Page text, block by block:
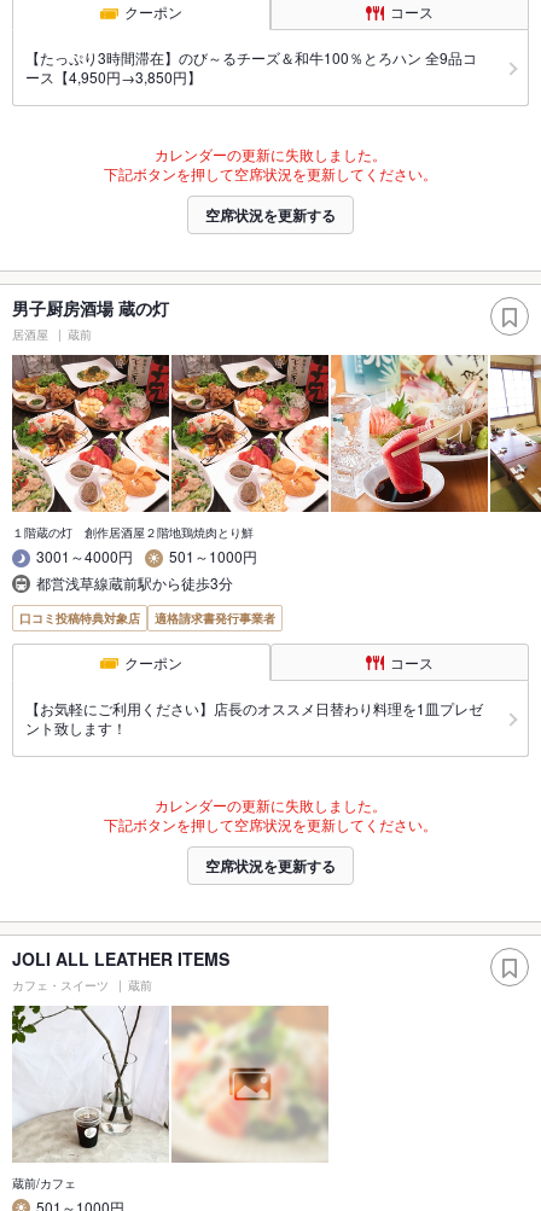
クーポン コース
【たっぷり3時間滞在】のび～るチーズ＆和牛100％とろハン 全9品コ
ース【4,950円→3,850円】
カレンダーの更新に失敗しました。
下記ボタンを押して空席状況を更新してください。
空席状況を更新する
男子厨房酒場 蔵の灯
居酒屋 蔵前
１階蔵の灯 創作居酒屋２階地鶏焼肉とり鮮
3001～4000円
501～1000円
都営浅草線蔵前駅から徒歩3分
口コミ投稿特典対象店 適格請求書発行事業者
クーポン コース
【お気軽にご利用ください】店長のオススメ日替わり料理を1皿プレゼ
ント致します！
カレンダーの更新に失敗しました。
下記ボタンを押して空席状況を更新してください。
空席状況を更新する
JOLI ALL LEATHER ITEMS
カフェ・スイーツ 蔵前
蔵前/カフェ
501～1000円